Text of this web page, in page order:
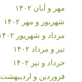
مهر و آبان ۱۴۰۲
شهریور و مهر ۱۴۰۲
مرداد و شهریور ۱۴۰۲
تیر و مرداد ۱۴۰۲
خرداد و تیر ۱۴۰۲
فروردین و اردیبهشت ۱۴۰۲